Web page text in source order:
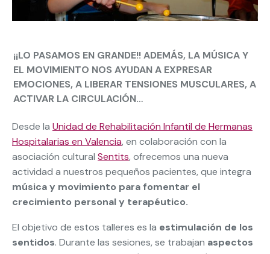
¡¡LO PASAMOS EN GRANDE!! ADEMÁS, LA MÚSICA Y
EL MOVIMIENTO NOS AYUDAN A EXPRESAR
EMOCIONES, A LIBERAR TENSIONES MUSCULARES, A
ACTIVAR LA CIRCULACIÓN…
Desde la Unidad de Rehabilitación Infantil de Hermanas
Hospitalarias en Valencia, en colaboración con la
asociación cultural Sentits, ofrecemos una nueva
actividad a nuestros pequeños pacientes, que integra
música y movimiento para fomentar el
crecimiento personal y terapéutico.
El objetivo de estos talleres es la estimulación de los
sentidos. Durante las sesiones, se trabajan aspectos